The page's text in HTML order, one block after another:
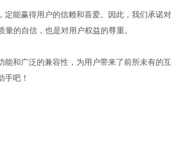
能赢得用户的信赖和喜爱。因此，我们承诺
的自信，也是对用户权益的尊重。
和广泛的兼容性，为用户带来了前所未有的
手吧！